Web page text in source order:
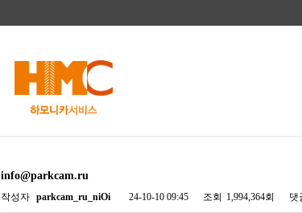
info@parkcam.ru
작성자 parkcam_ru_niOi 24-10-10 09:45 조회 1,994,364회 댓